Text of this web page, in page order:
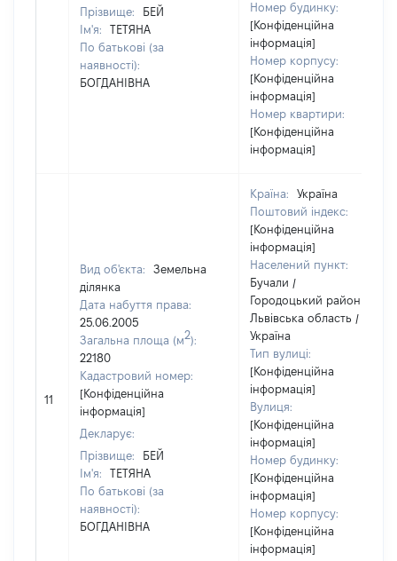
Прізвище:
БЕЙ
Ім'я:
ТЕТЯНА
По батькові (за
наявності):
БОГДАНІВНА
Номер будинку:
[Конфіденційна
інформація]
Номер корпусу:
[Конфіденційна
інформація]
Номер квартири:
[Конфіденційна
інформація]
11
Вид об'єкта:
Земельна
ділянка
Дата набуття права:
25.06.2005
Загальна площа (м2):
22180
Кадастровий номер:
[Конфіденційна
інформація]
Декларує:
Прізвище:
БЕЙ
Ім'я:
ТЕТЯНА
По батькові (за
наявності):
БОГДАНІВНА
Країна:
Україна
Поштовий індекс:
[Конфіденційна
інформація]
Населений пункт:
Бучали /
Городоцький район /
Львівська область /
Україна
Тип вулиці:
[Конфіденційна
інформація]
Вулиця:
[Конфіденційна
інформація]
Номер будинку:
[Конфіденційна
інформація]
Номер корпусу:
[Конфіденційна
інформація]